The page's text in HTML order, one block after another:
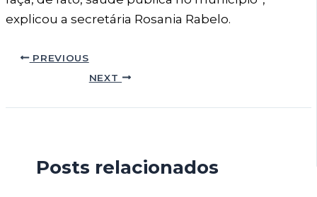
explicou a secretária Rosania Rabelo.
PREVIOUS
NEXT
Posts relacionados